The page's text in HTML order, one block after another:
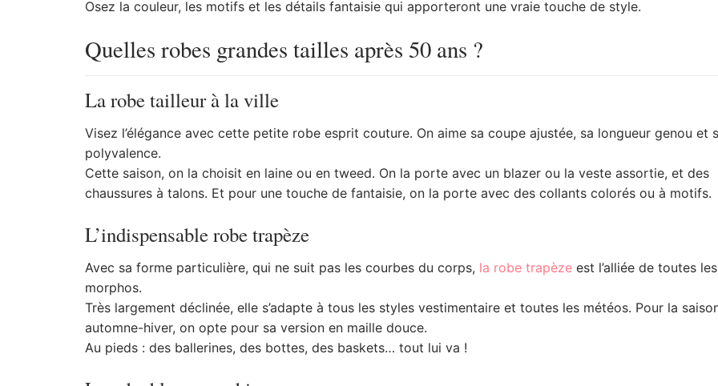
Osez la couleur, les motifs et les détails fantaisie qui apporteront une vraie touche de style.
Quelles robes grandes tailles après 50 ans ?
La robe tailleur à la ville
Visez l’élégance avec cette petite robe esprit couture. On aime sa coupe ajustée, sa longueur genou et
polyvalence.
Cette saison, on la choisit en laine ou en tweed. On la porte avec un blazer ou la veste assortie, et des
chaussures à talons. Et pour une touche de fantaisie, on la porte avec des collants colorés ou à motifs.
L’indispensable robe trapèze
Avec sa forme particulière, qui ne suit pas les courbes du corps, la robe trapèzeest l’alliée de toutes les
morphos.
Très largement déclinée, elle s’adapte à tous les styles vestimentaire et toutes les météos. Pour la
automne-hiver, on opte pour sa version en maille douce.
Au pieds : des ballerines, des bottes, des baskets… tout lui va !